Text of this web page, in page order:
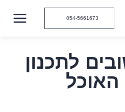
054-5661673
לתכנון
האוכל